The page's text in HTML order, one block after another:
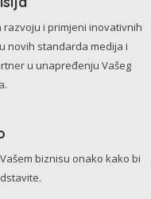
i primjeni inovativnih
novih standarda medija i
u unapređenju Vašeg
biznisu onako kako bi